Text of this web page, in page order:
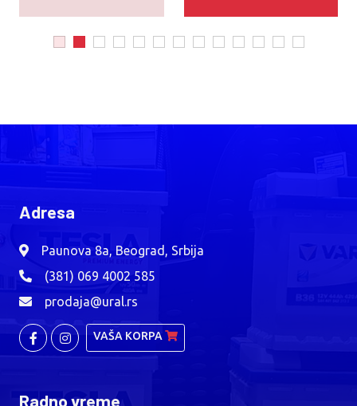
Adresa
Paunova 8a, Beograd, Srbija
(381) 069 4002 585
prodaja@ural.rs
VAŠA KORPA
Radno vreme